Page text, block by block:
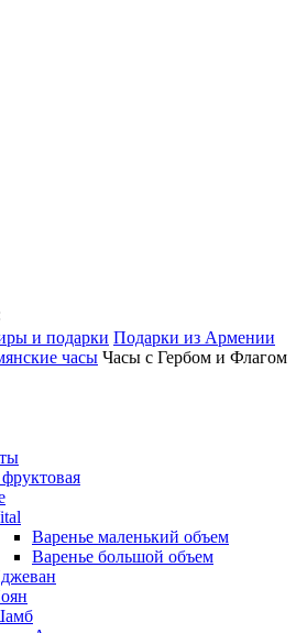
и подарки Подарки из Армении
часы Часы с Гербом и Флагом
Варенье маленький объем
Варенье большой объем